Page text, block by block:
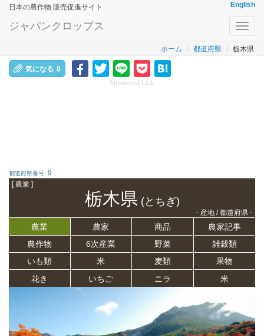
日本の農作物 販売促進サイト English
ジャパンクロップス
ホーム 都道府県 栃木県
気になる 0
Sponsored Link
都道府県番号: 9
[ 農業 ]
栃木県(とちぎ)
- 産地 / 都道府県 -
農業 農家 商品
農家記事
農作物
6次産業 野菜
雑穀類
いも類
米 麦類
果物
花き
いちご ニラ 米